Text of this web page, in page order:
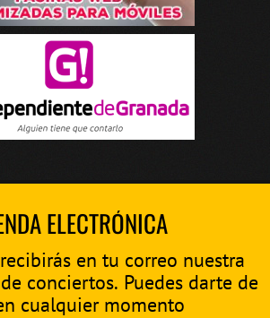
ELECTRÓNICA
en tu correo nuestra
conciertos. Puedes darte de
cualquier momento